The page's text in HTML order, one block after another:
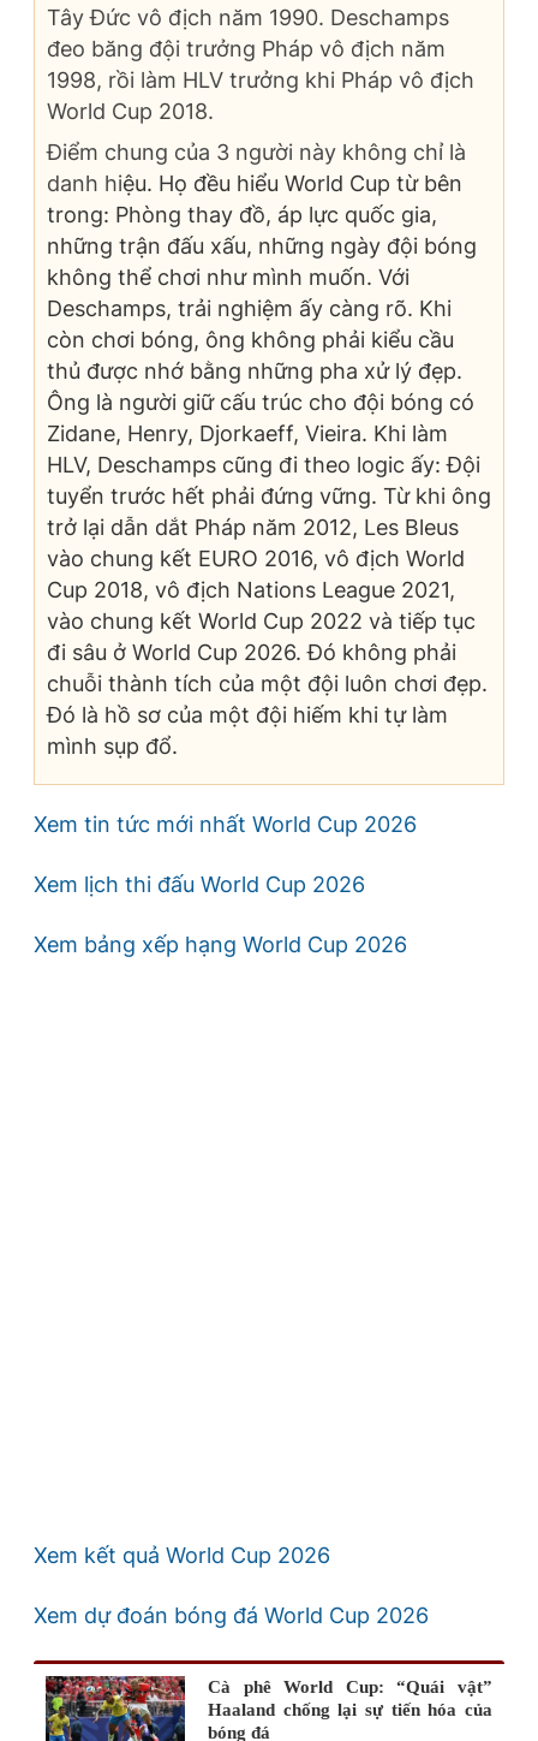
Tây Đức vô địch năm 1990. Deschamps
đeo băng đội trưởng Pháp vô địch năm
1998, rồi làm HLV trưởng khi Pháp vô địch
World Cup 2018.
Điểm chung của 3 người này không chỉ là
danh hiệu. Họ đều hiểu World Cup từ bên
trong: Phòng thay đồ, áp lực quốc gia,
những trận đấu xấu, những ngày đội bóng
không thể chơi như mình muốn. Với
Deschamps, trải nghiệm ấy càng rõ. Khi
còn chơi bóng, ông không phải kiểu cầu
thủ được nhớ bằng những pha xử lý đẹp.
Ông là người giữ cấu trúc cho đội bóng có
Zidane, Henry, Djorkaeff, Vieira. Khi làm
HLV, Deschamps cũng đi theo logic ấy: Đội
tuyển trước hết phải đứng vững. Từ khi ông
trở lại dẫn dắt Pháp năm 2012, Les Bleus
vào chung kết EURO 2016, vô địch World
Cup 2018, vô địch Nations League 2021,
vào chung kết World Cup 2022 và tiếp tục
đi sâu ở World Cup 2026. Đó không phải
chuỗi thành tích của một đội luôn chơi đẹp.
Đó là hồ sơ của một đội hiếm khi tự làm
mình sụp đổ.
Xem tin tức mới nhất World Cup 2026
Xem lịch thi đấu World Cup 2026
Xem bảng xếp hạng World Cup 2026
Xem kết quả World Cup 2026
Xem dự đoán bóng đá World Cup 2026
Cà phê World Cup: “Quái vật”
Haaland chống lại sự tiến hóa của
bóng đá